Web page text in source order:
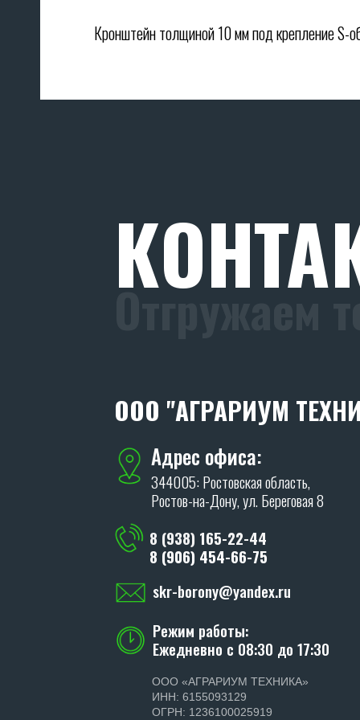
Кронштейн толщиной 10 мм под крепление S-
Отгружаем
ООО «АГРАРИУМ ТЕХНИКА»
ИНН: 6155093129
ОГРН: 1236100025919
Адрес офиса:
ООО "АГРАРИУМ
344005: Ростовская область,
Ростов-на-Дону, ул. Береговая 8
8 (938) 165-22-44
8 (906) 454-66-75
skr-borony@yandex.ru
Режим работы:
Ежедневно с 08:30 до 17:30